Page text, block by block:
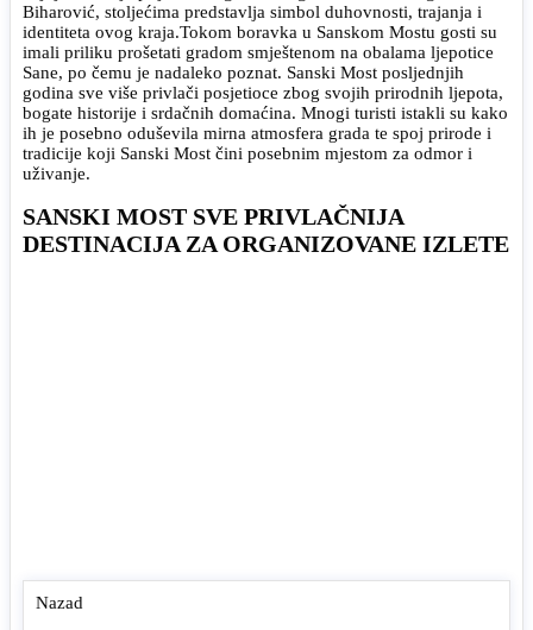
Biharović, stoljećima predstavlja simbol duhovnosti, trajanja i
identiteta ovog kraja.Tokom boravka u Sanskom Mostu gosti su
imali priliku prošetati gradom smještenom na obalama ljepotice
Sane, po čemu je nadaleko poznat. Sanski Most posljednjih
godina sve više privlači posjetioce zbog svojih prirodnih ljepota,
bogate historije i srdačnih domaćina. Mnogi turisti istakli su kako
ih je posebno oduševila mirna atmosfera grada te spoj prirode i
tradicije koji Sanski Most čini posebnim mjestom za odmor i
uživanje.
SANSKI MOST SVE PRIVLAČNIJA
DESTINACIJA ZA ORGANIZOVANE IZLETE
Nazad